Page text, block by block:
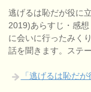
逃げるは恥だが役に
2019)あらすじ・感
に会いに行ったみく
話を聞きます。ステ
「逃げるは恥だ